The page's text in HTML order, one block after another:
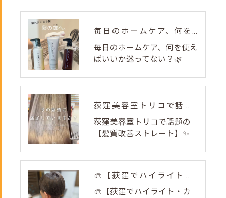
毎日のホームケア、何を使えばいいか迷ってない？🌿
毎日のホームケア、何を使え
ばいいか迷ってない？🌿
荻窪美容室トリコで話題の【髪質改善ストレート】✨
荻窪美容室トリコで話題の
【髪質改善ストレート】✨
🎨【荻窪でハイライト・カラーなら美容室トリコ】にお任せくださ...
🎨【荻窪でハイライト・カ